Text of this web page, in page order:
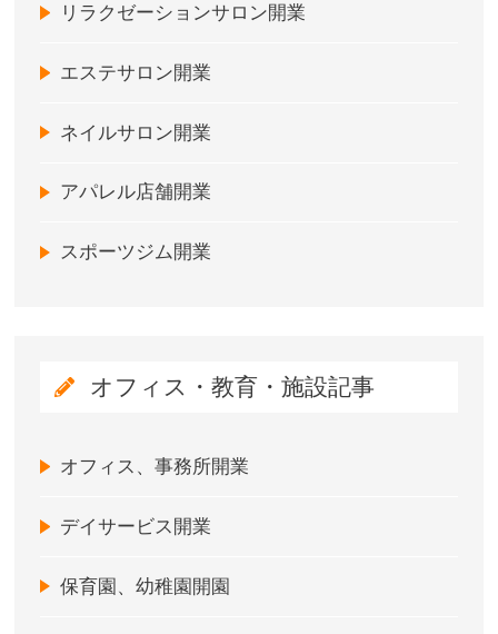
リラクゼーションサロン開業
エステサロン開業
ネイルサロン開業
アパレル店舗開業
スポーツジム開業
オフィス・教育・施設記事
オフィス、事務所開業
デイサービス開業
保育園、幼稚園開園